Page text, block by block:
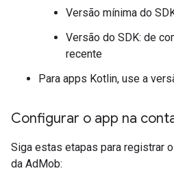
Versão mínima do
Versão do SDK: de
recente
Para apps Kotlin, use a
Configurar o app na
Siga estas etapas para registrar
da AdMob: